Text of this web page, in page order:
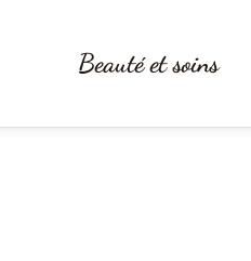
Beauté et soins